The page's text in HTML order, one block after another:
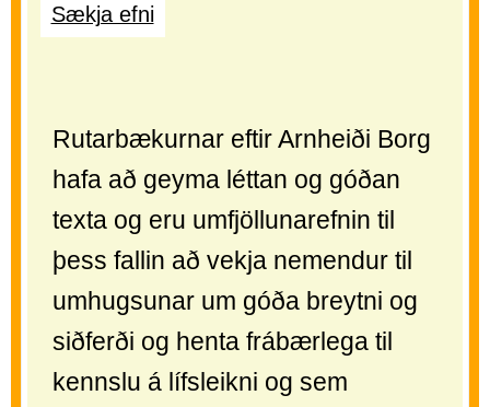
Sækja efni
Rutarbækurnar eftir Arnheiði Borg
hafa að geyma léttan og góðan
texta og eru umfjöllunarefnin til
þess fallin að vekja nemendur til
umhugsunar um góða breytni og
siðferði og henta frábærlega til
kennslu á lífsleikni og sem